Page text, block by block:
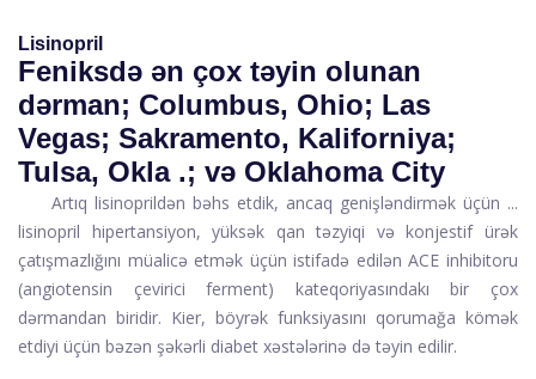
Lisinopril
Feniksdə ən çox təyin olunan
dərman; Columbus, Ohio; Las
Vegas; Sakramento, Kaliforniya;
Tulsa, Okla .; və Oklahoma City
Artıq lisinoprildən bəhs etdik, ancaq genişləndirmək üçün ...
lisinopril hipertansiyon, yüksək qan təzyiqi və konjestif ürək
çatışmazlığını müalicə etmək üçün istifadə edilən ACE inhibitoru
(angiotensin çevirici ferment) kateqoriyasındakı bir çox
dərmandan biridir. Kier, böyrək funksiyasını qorumağa kömək
etdiyi üçün bəzən şəkərli diabet xəstələrinə də təyin edilir.